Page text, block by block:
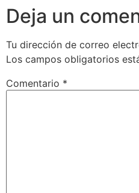
Deja un
Tu dirección de correo
Los campos obligatorios
Comentario *